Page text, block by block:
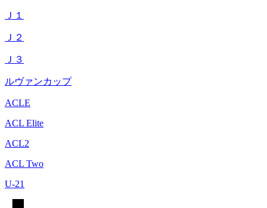
Ｊ１
Ｊ２
Ｊ３
ルヴァンカップ
ACLE
ACL Elite
ACL2
ACL Two
U-21